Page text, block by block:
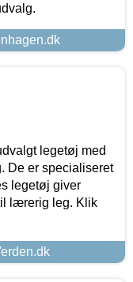
legetøj med
De er specialiseret
legetøj giver
lærerig leg. Klik